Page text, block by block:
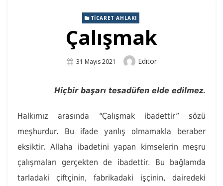
TICARET AHLAKI
Çalışmak
Posted
31 Mayıs 2021 Author
Editor
Hiçbir başarı tesadüfen elde edilmez.
Halkımız arasında “Çalışmak ibadettir” sözü
meşhurdur. Bu ifade yanlış olmamakla beraber
eksiktir. Allaha ibadetini yapan kimselerin meşru
çalışmaları gerçekten de ibadettir. Bu bağlamda
tarladaki çiftçinin, fabrikadaki işçinin, dairedeki